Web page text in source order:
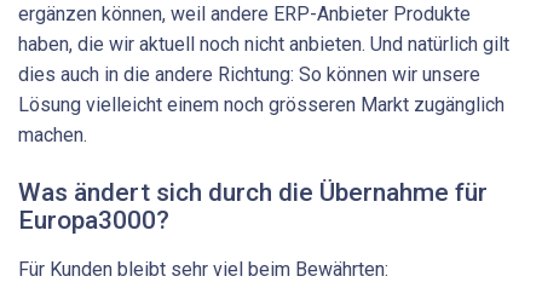
ergänzen können, weil andere ERP-Anbieter Produkte
haben, die wir aktuell noch nicht anbieten. Und natürlich gilt
dies auch in die andere Richtung: So können wir unsere
Lösung vielleicht einem noch grösseren Markt zugänglich
machen.
Was ändert sich durch die Übernahme für
Europa3000?
Für Kunden bleibt sehr viel beim Bewährten: